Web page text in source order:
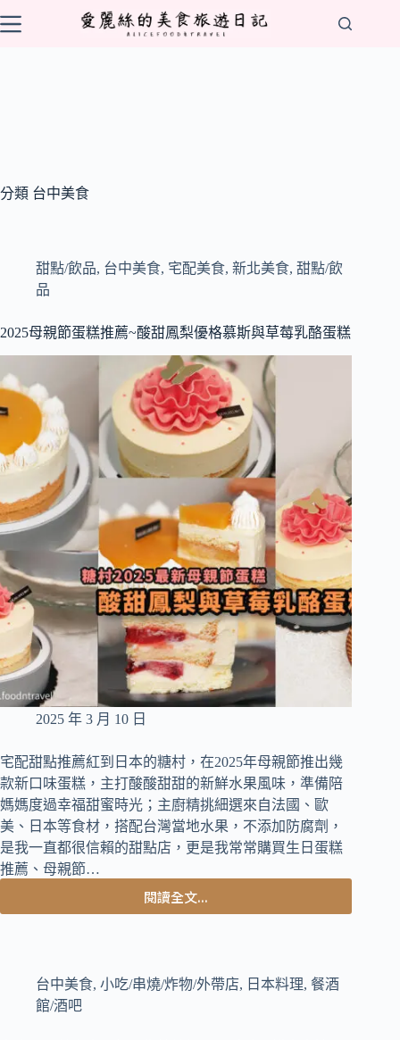
至
分類 台中美食
甜點/飲品, 台中美食, 宅配美食, 新北美食, 甜點/飲
品
2025母親節蛋糕推薦~酸甜鳳梨優格慕斯與草莓乳酪蛋糕
2025 年 3 月 10 日
宅配甜點推薦紅到日本的糖村，在2025年母親節推出幾
款新口味蛋糕，主打酸酸甜甜的新鮮水果風味，準備陪
媽媽度過幸福甜蜜時光；主廚精挑細選來自法國、歐
美、日本等食材，搭配台灣當地水果，不添加防腐劑，
是我一直都很信賴的甜點店，更是我常常購買生日蛋糕
推薦、母親節…
閱讀全文...
2025
蛋
台中美食, 小吃/串燒/炸物/外帶店, 日本料理, 餐酒
館/酒吧